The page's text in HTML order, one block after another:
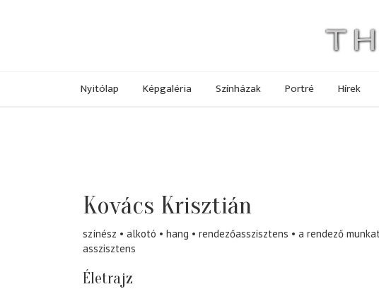
Nyitólap Képgaléria Színházak Portré Hírek
Kovács Krisztián
színész alkotó hang rendezőasszisztens
a rendező
asszisztens
Életrajz